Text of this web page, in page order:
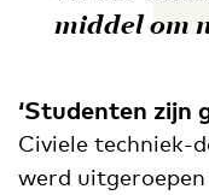
middel om
‘Studenten zijn
Civiele techniek-
werd